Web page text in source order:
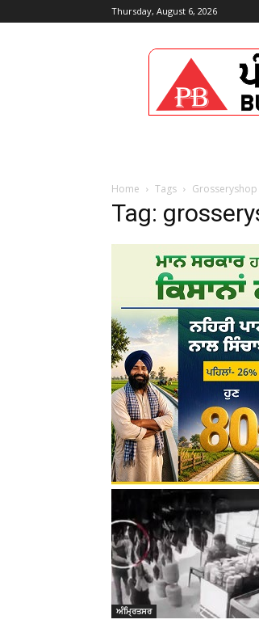
Thursday, August 6, 2026
Home Tags Grosseryshop
Tag:
ਅੰਮ੍ਰਿਤਸਰ